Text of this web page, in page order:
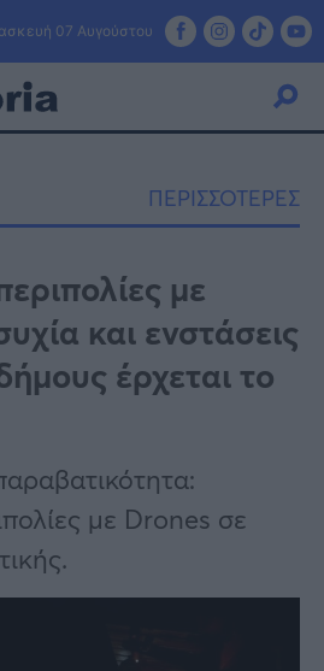
07 Αυγούστου
ΠΕΡΙΣΣΟΤΕΡΕΣ
με
και ενστάσεις
έρχεται το
με Drones σε